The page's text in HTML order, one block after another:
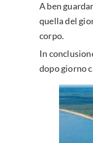
A ben
quella del
corpo.
In
dopo giorno